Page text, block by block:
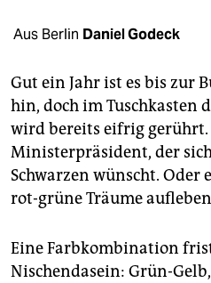
unterstützen
abo
genossenschaft
epaper login
Aus Berlin Daniel Godeck
Gut ein Jahr ist es bis zur
hin, doch im Tuschkasten
wird bereits eifrig
Ministerpräsident, der
Schwarzen wünscht. Oder
rot-grüne Träume
Eine Farbkombination
Nischendasein: Grün-